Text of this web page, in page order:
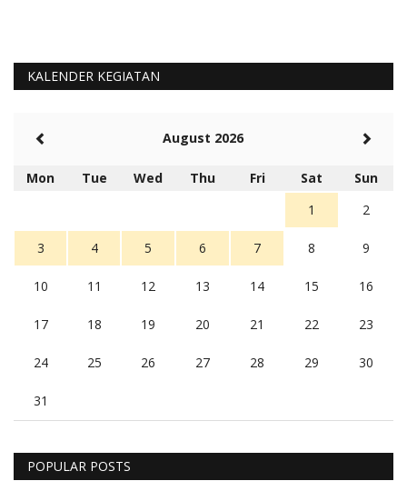
KALENDER KEGIATAN
August 2026
Mon Tue Wed Thu Fri Sat
Sun
1
2
3 4 5 6 7 8 9
10 11 12 13 14 15 16
17 18 19 20 21 22 23
24 25 26 27 28 29 30
31
POPULAR POSTS